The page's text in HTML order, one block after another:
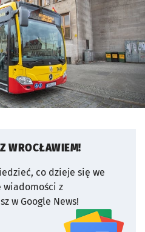
WROCŁAWIEM!
co dzieje się we
wiadomości z
w Google News!